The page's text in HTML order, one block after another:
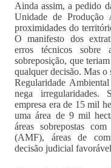
Ainda assim, a pedido
Unidade de
proximidades do
O manifesto dos
erros técnicos sobre
sobreposição, que
qualquer decisão. Mas o
Regularidade
nega
empresa era de 15 mil
uma área de 9 mil
áreas sobrepostas
(AMF), áreas de
decisão judicial